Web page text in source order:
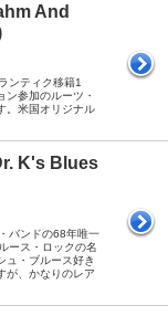
And
ンティク移籍1
ン参加のルーツ・
。米国オリジナル
K's Blues
バンドの68年唯一
ース・ロックの名
ュ・ブルース好き
が、かなりのレア